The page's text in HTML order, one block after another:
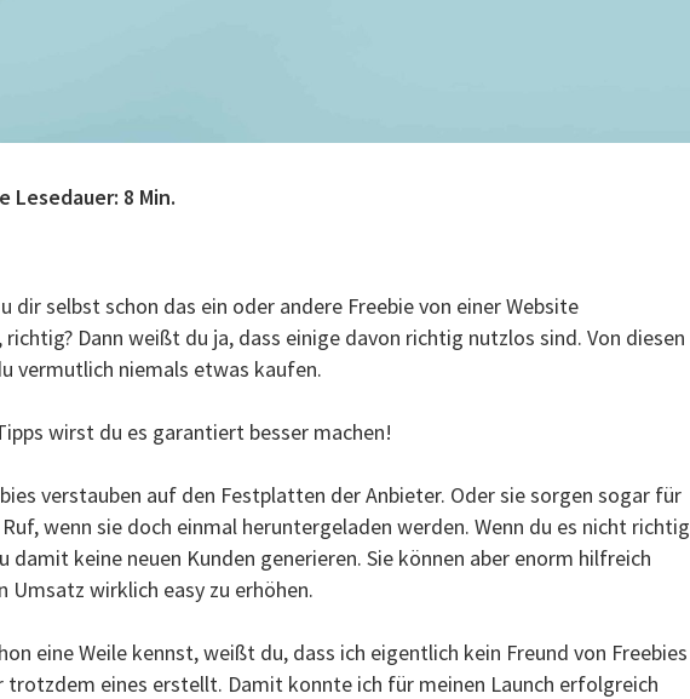
Lesedauer: 8 Min.
dir selbst schon das ein oder andere Freebie von einer Website
Dann weißt du ja, dass einige davon richtig nutzlos sind. Von diesen
vermutlich niemals etwas kaufen.
wirst du es garantiert besser machen!
verstauben auf den Festplatten der Anbieter. Oder sie sorgen sogar für
wenn sie doch einmal heruntergeladen werden. Wenn du es nicht richtig
damit keine neuen Kunden generieren. Sie können aber enorm hilfreich
Umsatz wirklich easy zu erhöhen.
eine Weile kennst, weißt du, dass ich eigentlich kein Freund von Freebies
trotzdem eines erstellt. Damit konnte ich für meinen Launch erfolgreich